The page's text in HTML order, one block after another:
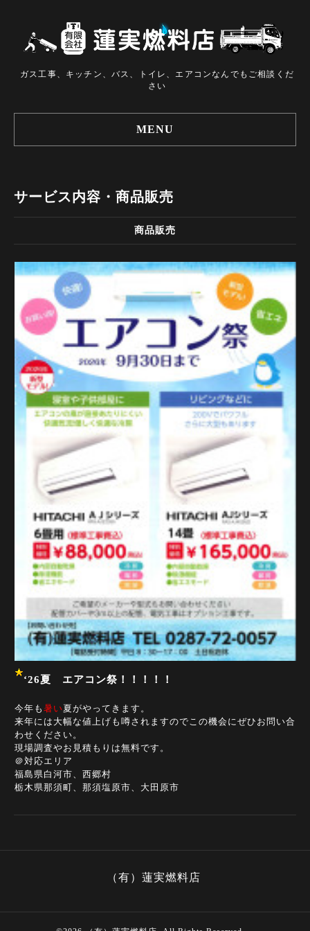
ガス工事、キッチン、バス、トイレ、エアコンなんでもご相談くだ
さい
MENU
サービス内容・商品販売
商品販売
‘26夏 エアコン祭！！！！！
今年も 暑い夏がやってきます。
来年には大幅な値上げも噂されますのでこの機会にぜひお問い合
わせください。
現場調査やお見積もりは無料です。
＠対応エリア
福島県白河市、西郷村
栃木県那須町、那須塩原市、大田原市
（有）蓮実燃料店